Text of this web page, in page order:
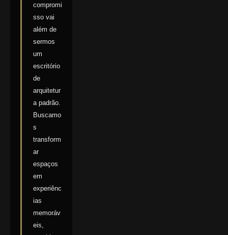
compromi
sso vai
além de
sermos
um
escritório
de
arquitetur
a padrão.
Buscamo
s
transform
ar
espaços
em
experiênc
ias
memoráv
eis,